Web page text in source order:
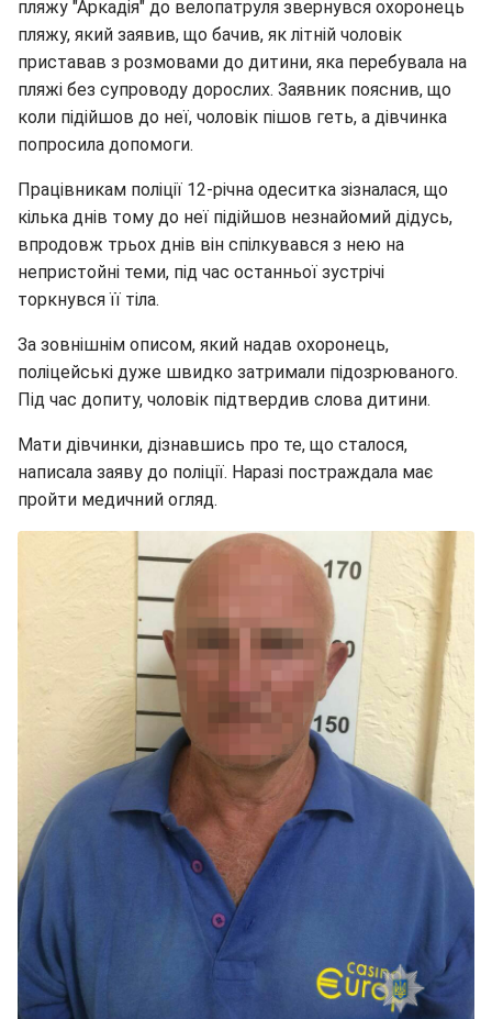
пляжу "Аркадія" до велопатруля звернувся охоронець
пляжу, який заявив, що бачив, як літній чоловік
приставав з розмовами до дитини, яка перебувала на
пляжі без супроводу дорослих. Заявник пояснив, що
коли підійшов до неї, чоловік пішов геть, а дівчинка
попросила допомоги.
Працівникам поліції 12-річна одеситка зізналася, що
кілька днів тому до неї підійшов незнайомий дідусь,
впродовж трьох днів він спілкувався з нею на
непристойні теми, під час останньої зустрічі
торкнувся її тіла.
За зовнішнім описом, який надав охоронець,
поліцейські дуже швидко затримали підозрюваного.
Під час допиту, чоловік підтвердив слова дитини.
Мати дівчинки, дізнавшись про те, що сталося,
написала заяву до поліції. Наразі постраждала має
пройти медичний огляд.